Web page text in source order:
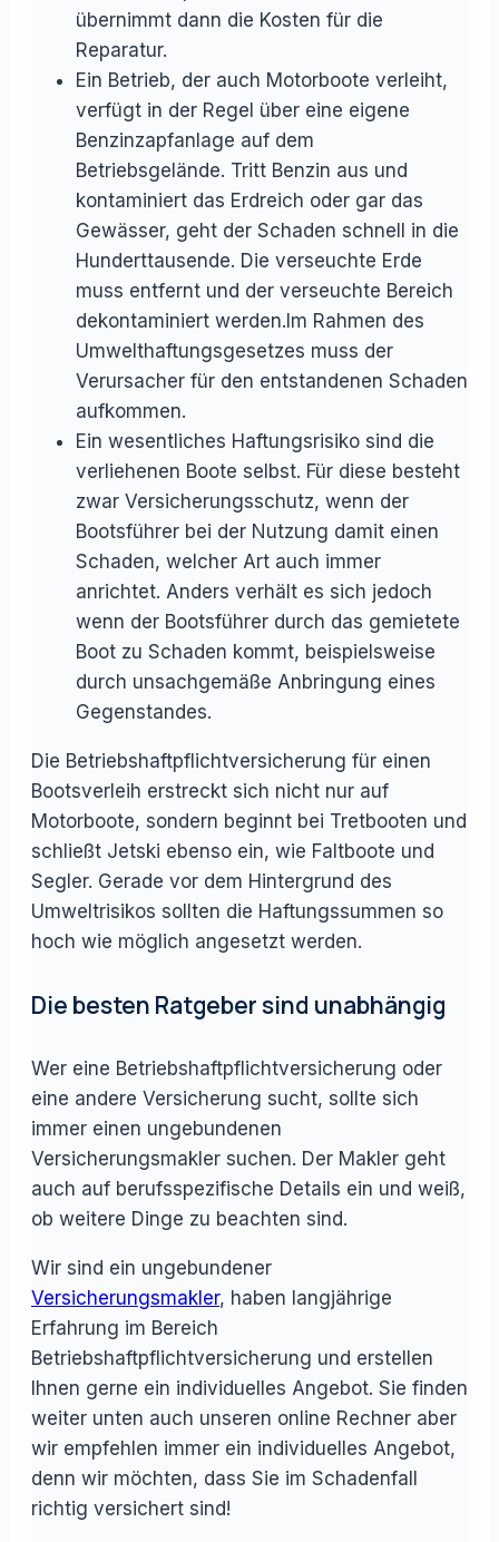
übernimmt dann die Kosten für die
Reparatur.
Ein Betrieb, der auch Motorboote verleiht,
verfügt in der Regel über eine eigene
Benzinzapfanlage auf dem
Betriebsgelände. Tritt Benzin aus und
kontaminiert das Erdreich oder gar das
Gewässer, geht der Schaden schnell in die
Hunderttausende. Die verseuchte Erde
muss entfernt und der verseuchte Bereich
dekontaminiert werden.Im Rahmen des
Umwelthaftungsgesetzes muss der
Verursacher für den entstandenen Schaden
aufkommen.
Ein wesentliches Haftungsrisiko sind die
verliehenen Boote selbst. Für diese besteht
zwar Versicherungsschutz, wenn der
Bootsführer bei der Nutzung damit einen
Schaden, welcher Art auch immer
anrichtet. Anders verhält es sich jedoch
wenn der Bootsführer durch das gemietete
Boot zu Schaden kommt, beispielsweise
durch unsachgemäße Anbringung eines
Gegenstandes.
Die Betriebshaftpflichtversicherung für einen
Bootsverleih erstreckt sich nicht nur auf
Motorboote, sondern beginnt bei Tretbooten und
schließt Jetski ebenso ein, wie Faltboote und
Segler. Gerade vor dem Hintergrund des
Umweltrisikos sollten die Haftungssummen so
hoch wie möglich angesetzt werden.
Die besten Ratgeber sind unabhängig
Wer eine Betriebshaftpflichtversicherung oder
eine andere Versicherung sucht, sollte sich
immer einen ungebundenen
Versicherungsmakler suchen. Der Makler geht
auch auf berufsspezifische Details ein und weiß,
ob weitere Dinge zu beachten sind.
Wir sind ein ungebundener
Versicherungsmakler, haben langjährige
Erfahrung im Bereich
Betriebshaftpflichtversicherung und erstellen
Ihnen gerne ein individuelles Angebot. Sie finden
weiter unten auch unseren online Rechner aber
wir empfehlen immer ein individuelles Angebot,
denn wir möchten, dass Sie im Schadenfall
richtig versichert sind!